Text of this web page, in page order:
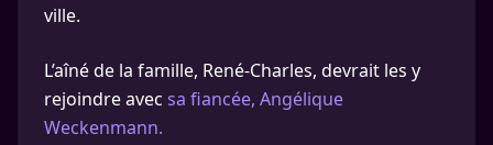
ville.
L’aîné de la famille, René-Charles, devrait les y
rejoindre avec sa fiancée, Angélique
Weckenmann.